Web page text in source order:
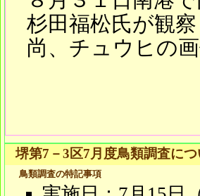
杉田福松氏が観察
尚、チュウヒの
堺第7－3区7月度鳥類調査につ
鳥類調査の特記事項